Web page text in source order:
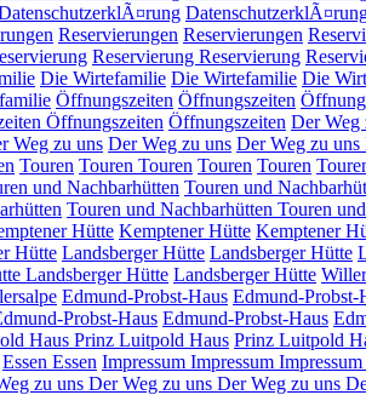
Reservierungen Reservierungen
Reservierung Reservierung
Die Wirtefamilie Die Wirtefamilie Die
Öffnungszeiten Öffnungszeiten
Öffnungszeiten Öffnungszeiten Der Weg
Weg zu uns Der Weg zu uns Der Weg zu uns
Touren Touren Touren Touren Touren
und Nachbarhütten Touren und
Touren und Nachbarhütten Touren
Hütte Kemptener Hütte Kemptener
Hütte Landsberger Hütte Landsberger Hütte
Landsberger Hütte Landsberger Hütte
Edmund-Probst-Haus Edmund-Probst-
Probst-Haus Edmund-Probst-Haus
Haus Prinz Luitpold Haus Prinz Luitpold
Essen Essen Impressum Impressum Impressum
zu uns Der Weg zu uns Der Weg zu uns